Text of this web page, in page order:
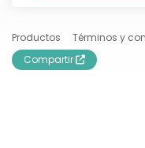
Productos Términos y
Compartir